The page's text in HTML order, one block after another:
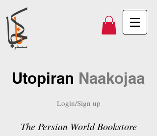
Utopiran Naakojaa
Login/Sign up
The Persian World Bookstore